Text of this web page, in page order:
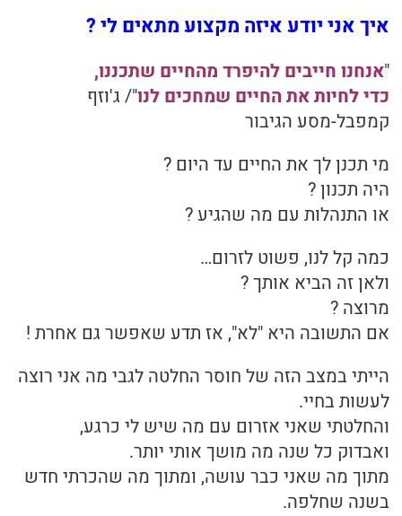
איך אני יודע איזה מקצוע מתאים לי ?
"אנחנו חייבים להיפרד מהחיים שתכננו,
כדי לחיות את החיים שמחכים לנו"/ ג'וזף
קמפבל-מסע הגיבור
מי תכנן לך את החיים עד היום ?
היה תכנון ?
או התנהלות עם מה שהגיע ?
כמה קל לנו, פשוט לזרום…
ולאן זה הביא אותך ?
מרוצה ?
אם התשובה היא "לא", אז תדע שאפשר גם אחרת !
הייתי במצב הזה של חוסר החלטה לגבי מה אני רוצה
לעשות בחיי.
והחלטתי שאני אזרום עם מה שיש לי כרגע,
ואבדוק כל שנה מה מושך אותי יותר.
מתוך מה שאני כבר עושה, ומתוך מה שהכרתי חדש
בשנה שחלפה.